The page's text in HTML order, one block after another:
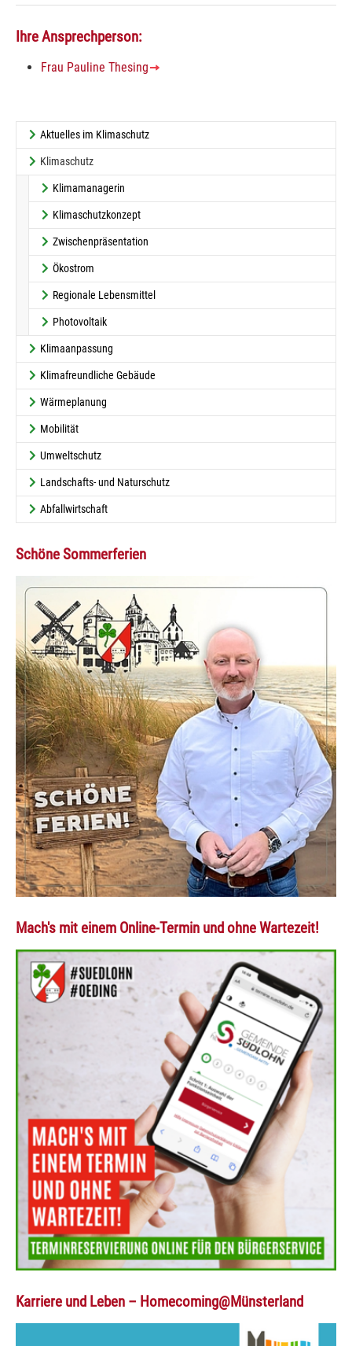
Ihre Ansprechperson:
Frau Pauline Thesing
Aktuelles im Klimaschutz
Klimaschutz(current)
Klimamanagerin
Klimaschutzkonzept
Zwischenpräsentation
Ökostrom
Regionale Lebensmittel
Photovoltaik
Klimaanpassung
Klimafreundliche Gebäude
Wärmeplanung
Mobilität
Umweltschutz
Landschafts- und Naturschutz
Abfallwirtschaft
Schöne Sommerferien
Mach's mit einem Online-Termin und ohne Wartezeit!
Karriere und Leben – Homecoming@Münsterland